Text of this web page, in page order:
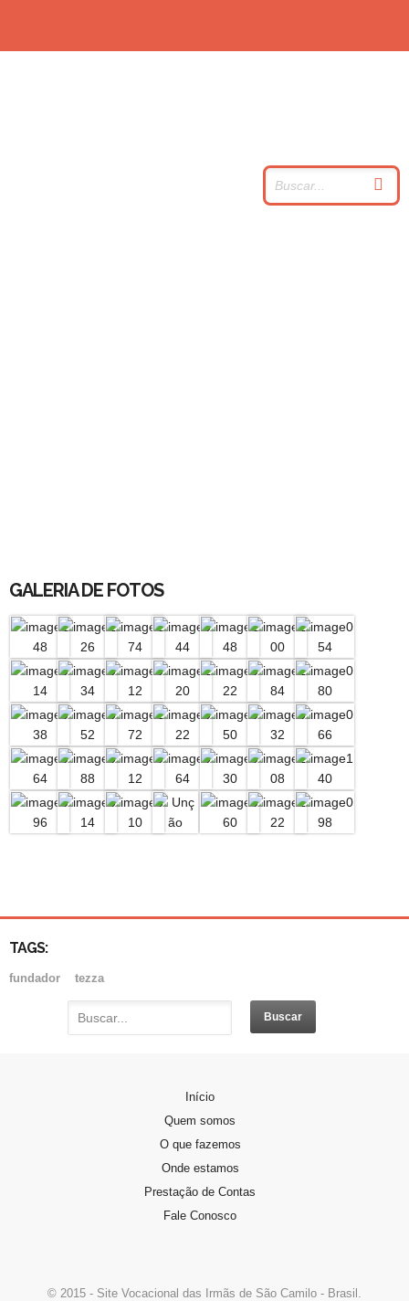
GALERIA DE FOTOS
TAGS:
fundador tezza
Início
Quem somos
O que fazemos
Onde estamos
Prestação de Contas
Fale Conosco
© 2015 - Site Vocacional das Irmãs de São Camilo - Brasil.